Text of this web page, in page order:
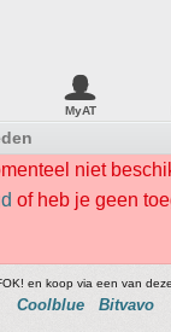
MyAT
niet
of heb je geen
en koop via een van
Coolblue Bitvavo